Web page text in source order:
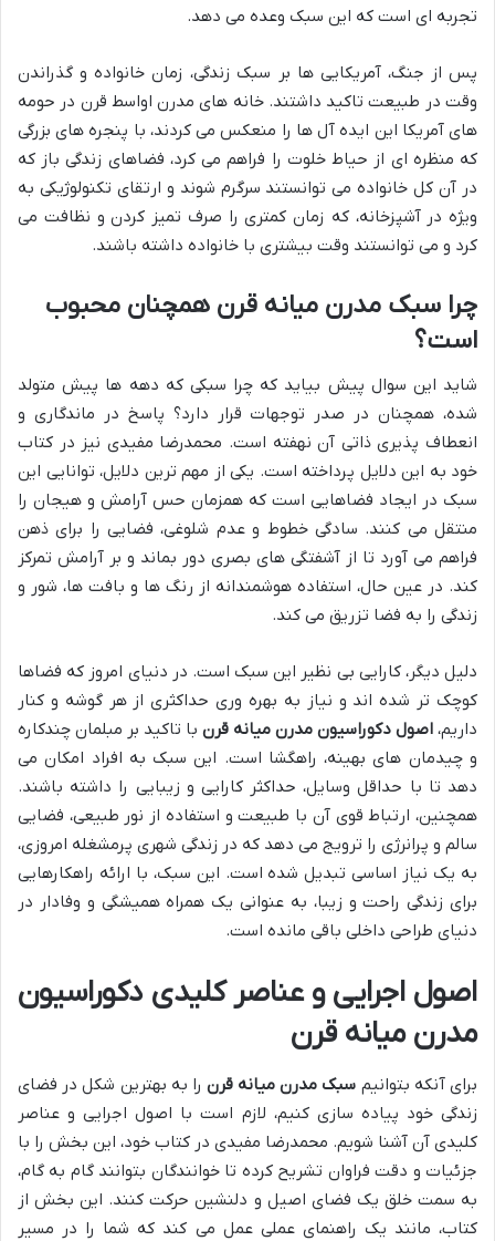
تجربه ای است که این سبک وعده می دهد.
پس از جنگ، آمریکایی ها بر سبک زندگی، زمان خانواده و گذراندن
وقت در طبیعت تاکید داشتند. خانه های مدرن اواسط قرن در حومه
های آمریکا این ایده آل ها را منعکس می کردند، با پنجره های بزرگی
که منظره ای از حیاط خلوت را فراهم می کرد، فضاهای زندگی باز که
در آن کل خانواده می توانستند سرگرم شوند و ارتقای تکنولوژیکی به
ویژه در آشپزخانه، که زمان کمتری را صرف تمیز کردن و نظافت می
کرد و می توانستند وقت بیشتری با خانواده داشته باشند.
چرا سبک مدرن میانه قرن همچنان محبوب
است؟
شاید این سوال پیش بیاید که چرا سبکی که دهه ها پیش متولد
شده، همچنان در صدر توجهات قرار دارد؟ پاسخ در ماندگاری و
انعطاف پذیری ذاتی آن نهفته است. محمدرضا مفیدی نیز در کتاب
خود به این دلایل پرداخته است. یکی از مهم ترین دلایل، توانایی این
سبک در ایجاد فضاهایی است که همزمان حس آرامش و هیجان را
منتقل می کنند. سادگی خطوط و عدم شلوغی، فضایی را برای ذهن
فراهم می آورد تا از آشفتگی های بصری دور بماند و بر آرامش تمرکز
کند. در عین حال، استفاده هوشمندانه از رنگ ها و بافت ها، شور و
زندگی را به فضا تزریق می کند.
دلیل دیگر، کارایی بی نظیر این سبک است. در دنیای امروز که فضاها
کوچک تر شده اند و نیاز به بهره وری حداکثری از هر گوشه و کنار
داریم، اصول دکوراسیون مدرن میانه قرن با تاکید بر مبلمان چندکاره
و چیدمان های بهینه، راهگشا است. این سبک به افراد امکان می
دهد تا با حداقل وسایل، حداکثر کارایی و زیبایی را داشته باشند.
همچنین، ارتباط قوی آن با طبیعت و استفاده از نور طبیعی، فضایی
سالم و پرانرژی را ترویج می دهد که در زندگی شهری پرمشغله امروزی،
به یک نیاز اساسی تبدیل شده است. این سبک، با ارائه راهکارهایی
برای زندگی راحت و زیبا، به عنوانی یک همراه همیشگی و وفادار در
دنیای طراحی داخلی باقی مانده است.
اصول اجرایی و عناصر کلیدی دکوراسیون
مدرن میانه قرن
برای آنکه بتوانیم سبک مدرن میانه قرن را به بهترین شکل در فضای
زندگی خود پیاده سازی کنیم، لازم است با اصول اجرایی و عناصر
کلیدی آن آشنا شویم. محمدرضا مفیدی در کتاب خود، این بخش را با
جزئیات و دقت فراوان تشریح کرده تا خوانندگان بتوانند گام به گام،
به سمت خلق یک فضای اصیل و دلنشین حرکت کنند. این بخش از
کتاب، مانند یک راهنمای عملی عمل می کند که شما را در مسیر